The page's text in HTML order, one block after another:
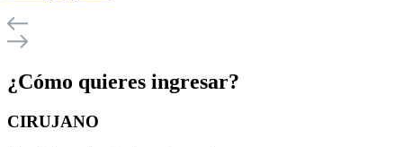
¿Cómo quieres ingresar?
CIRUJANO